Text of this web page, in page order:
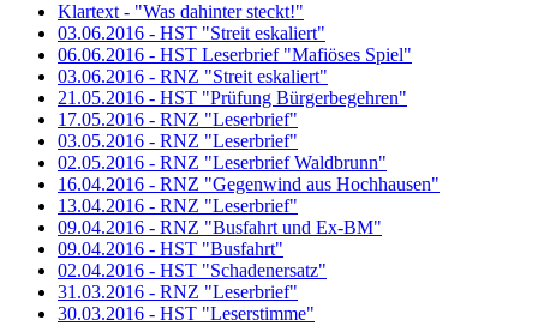
Klartext - "Was dahinter steckt!"
03.06.2016 - HST "Streit eskaliert"
06.06.2016 - HST Leserbrief "Mafiöses Spiel"
03.06.2016 - RNZ "Streit eskaliert"
21.05.2016 - HST "Prüfung Bürgerbegehren"
17.05.2016 - RNZ "Leserbrief"
03.05.2016 - RNZ "Leserbrief"
02.05.2016 - RNZ "Leserbrief Waldbrunn"
16.04.2016 - RNZ "Gegenwind aus Hochhausen"
13.04.2016 - RNZ "Leserbrief"
09.04.2016 - RNZ "Busfahrt und Ex-BM"
09.04.2016 - HST "Busfahrt"
02.04.2016 - HST "Schadenersatz"
31.03.2016 - RNZ "Leserbrief"
30.03.2016 - HST "Leserstimme"